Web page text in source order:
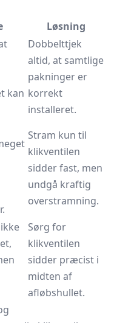
Løsning
kan
Dobbelttjek
altid, at samtlige
pakninger er
korrekt
installeret.
Stram kun til
klikventilen
sidder fast, men
undgå kraftig
overstramning.
Sørg for
klikventilen
sidder præcist i
midten af
afløbshullet.